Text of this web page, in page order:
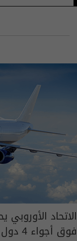
الاتحاد
فوق أجواء 4 دول خليجية